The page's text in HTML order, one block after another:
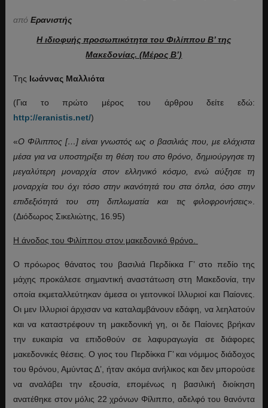
από Ερανιστής
Η ιδιοφυής προσωπικότητα του Φιλίππου Β’ της
Μακεδονίας. (Μέρος Β’)
Της Ιωάννας Μαλλιότα
(Για το πρώτο μέρος του άρθρου δείτε εδώ:
http://eranistis.net/)
«Ο Φίλιππος […] είναι γνωστός ως ο βασιλιάς που, με ελάχιστα
μέσα για να υποστηρίξει τη θέση του στο θρόνο, δημιούργησε τη
μεγαλύτερη μοναρχία στον ελληνικό κόσμο, ενώ αύξησε τη
μοναρχία του όχι τόσο στην ικανότητά του στα όπλα, όσο στην
επιδεξιότητά του στη διπλωματία και τις φιλοφρονήσεις».
(Διόδωρος Σικελιώτης, 16.95)
Η άνοδος του Φιλίππου στον μακεδονικό θρόνο.
Ο πρόωρος θάνατος του βασιλιά Περδίκκα Γ’ στο πεδίο της
μάχης προκάλεσε σημαντική αναστάτωση στη Μακεδονία, την
οποία εκμεταλλεύτηκαν άμεσα οι γειτονικοί Ιλλυριοί και Παίονες.
Οι μεν Ιλλυριοί άρχισαν να καταλαμβάνουν εδάφη, να λεηλατούν
και να καταστρέφουν τη μακεδονική γη, οι δε Παίονες βρήκαν
την ευκαιρία να επιδοθούν σε λαφυραγωγία σε διάφορες
μακεδονικές θέσεις. Ο γιος του Περδίκκα Γ’ και νόμιμος διάδοχος
του θρόνου, Αμύντας Δ’, ήταν ακόμα ανήλικος και δεν μπορούσε
να αναλάβει την εξουσία, επομένως η βασιλική διοίκηση
ανατέθηκε στον μόλις 22 χρόνων Φίλιππο, αδελφό του θανόντα